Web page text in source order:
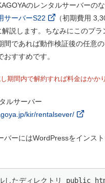
のレンタルサーバーの
サーバーS22
（初期費用
説します。ちなみにこのプラ
間であれば動作検証後の任意
すすめです。
期間内で解約すれば料金はかか
ルサーバー
kir/rentalsever/
バーにはWordPressをインス
したディレクトリ